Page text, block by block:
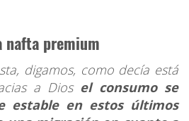
nafta premium
digamos, como decía está
a Dios el consumo se
estable en estos últimos